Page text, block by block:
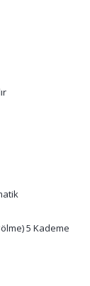
5 Kademe